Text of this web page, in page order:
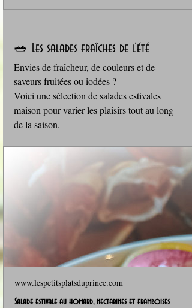
🥗 Les salades fraîches de l’été
Envies de fraîcheur, de couleurs et de
saveurs fruitées ou iodées ?
Voici une sélection de salades estivales
maison pour varier les plaisirs tout au long
de la saison.
www.lespetitsplatsduprince.com
Salade estivale au homard, nectarines et framboises